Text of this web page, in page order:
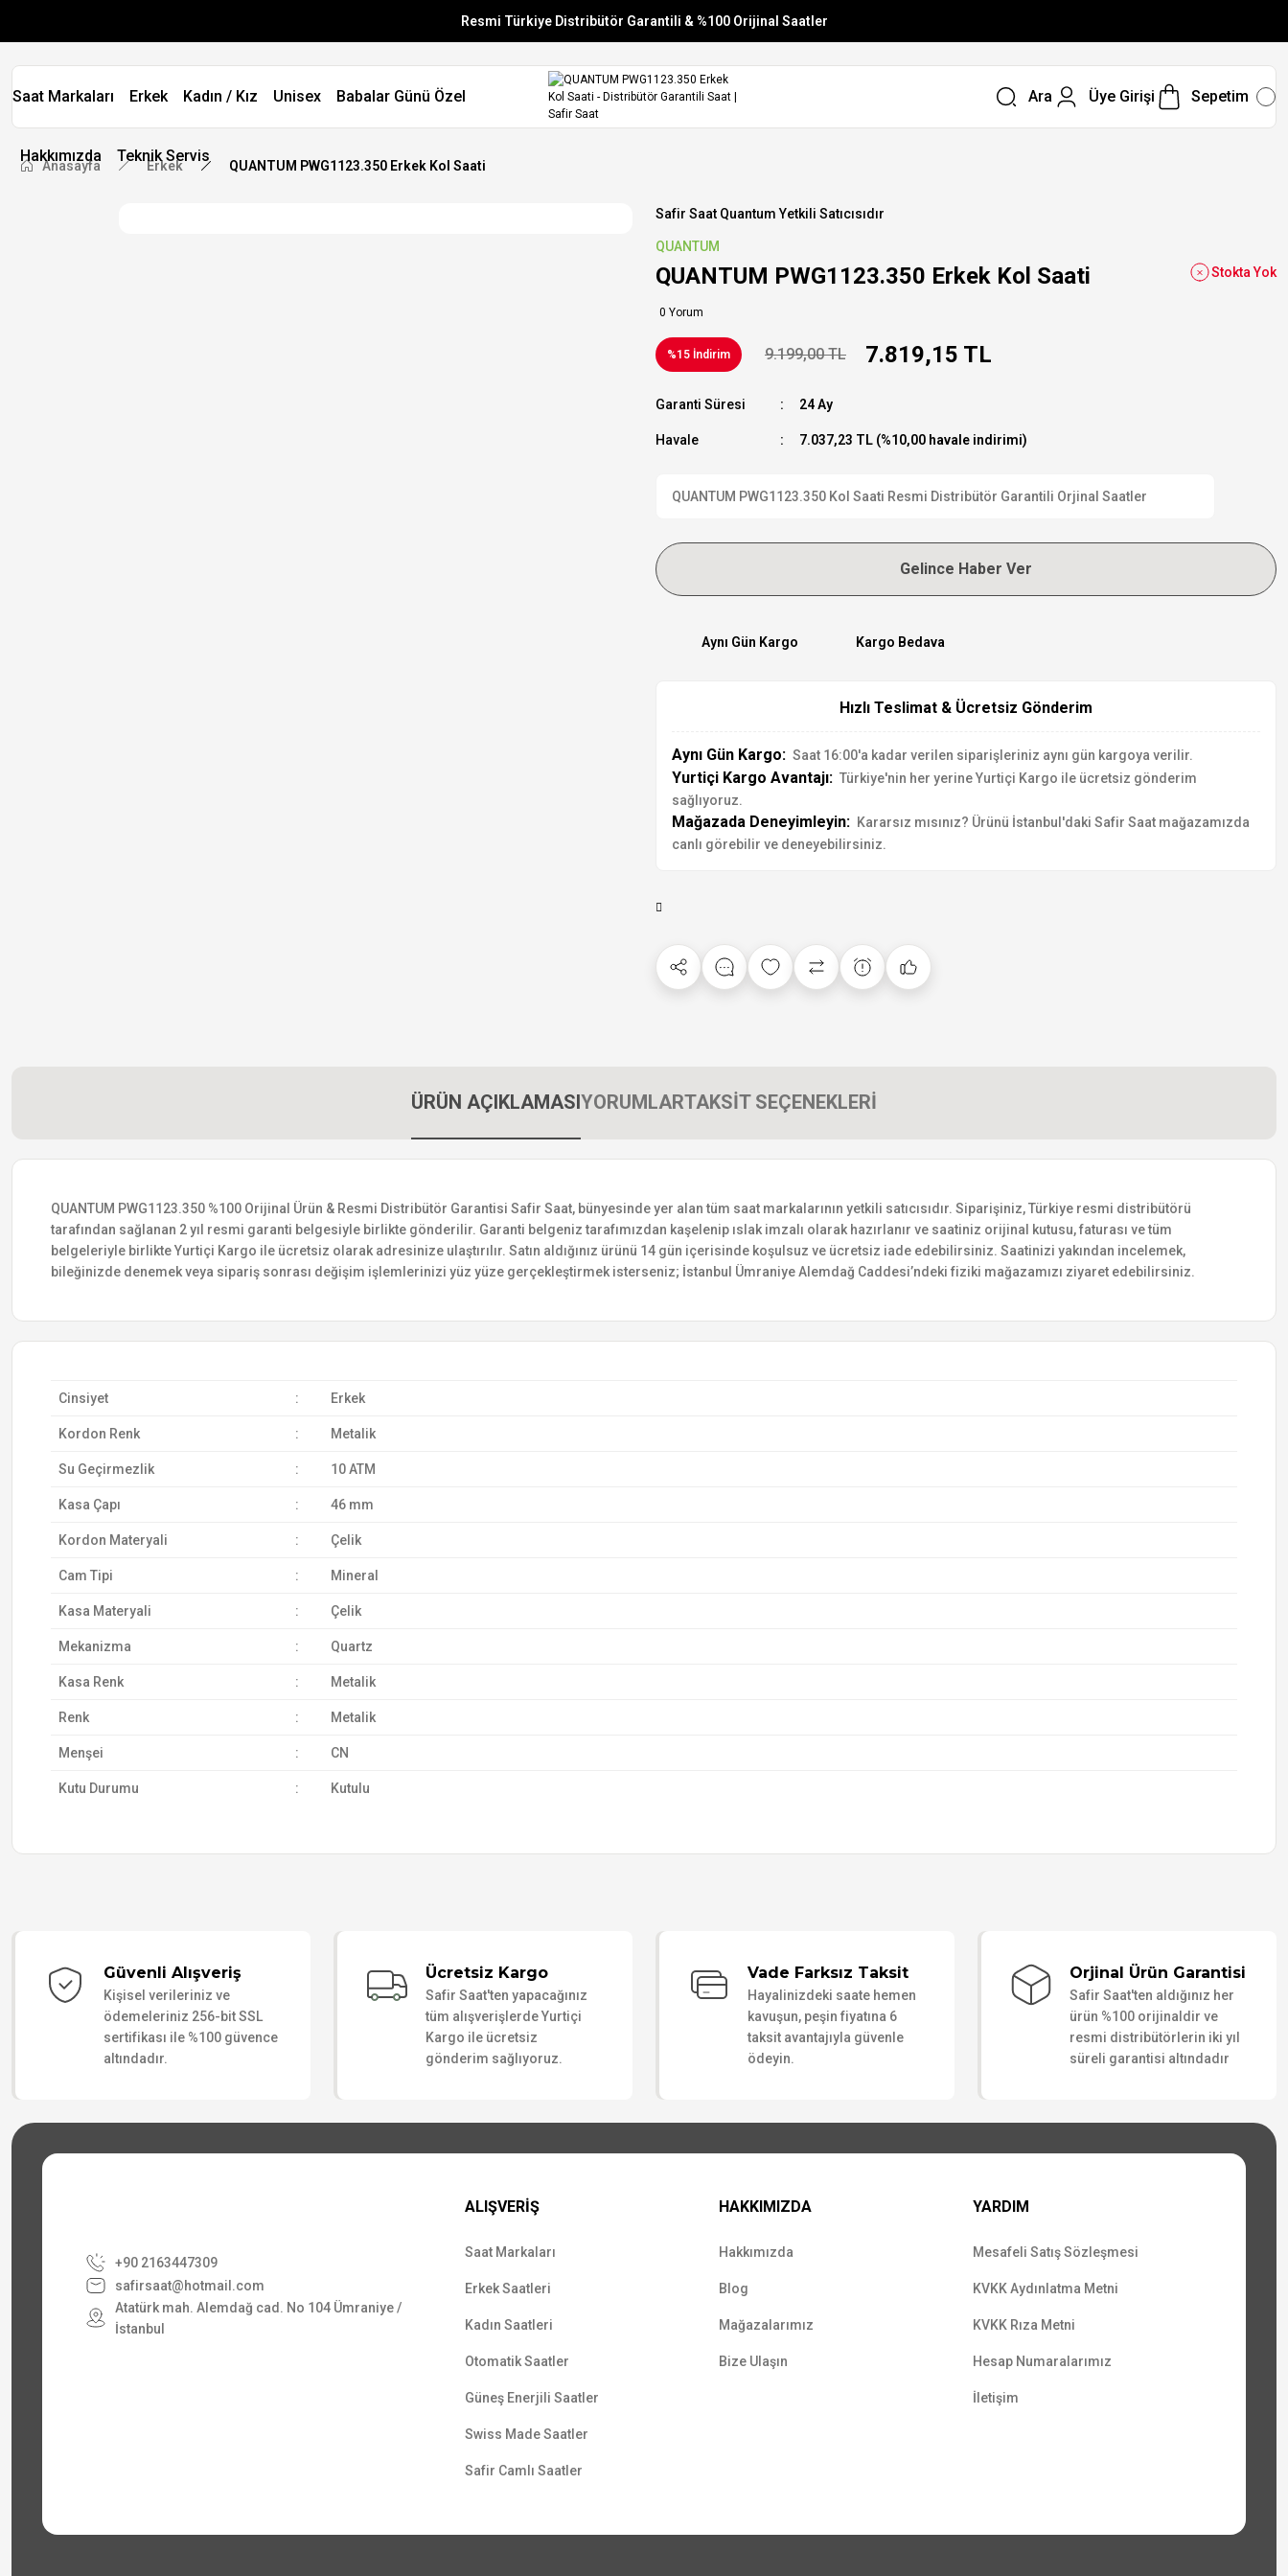
Resmi Türkiye Distribütör Garantili & %100 Orijinal Saatler
Vade Farksız 6 Taksit
Aynı Gün Stoktan Gönderim
Saat Markaları Erkek Kadın / Kız Unisex Babalar Günü Özel
Hakkımızda Teknik Servis
Ara Üye Girişi Sepetim
Anasayfa Erkek QUANTUM PWG1123.350 Erkek Kol Saati
Safir Saat Quantum Yetkili Satıcısıdır
QUANTUM
QUANTUM PWG1123.350 Erkek Kol Saati
0 Yorum
Stokta Yok
%15 İndirim 9.199,00 TL 7.819,15 TL
Garanti Süresi 24 Ay
Havale 7.037,23 TL (%10,00 havale indirimi)
QUANTUM PWG1123.350 Kol Saati Resmi Distribütör Garantili Orjinal Saatler
Gelince Haber Ver
Aynı Gün Kargo Kargo Bedava
Hızlı Teslimat & Ücretsiz Gönderim
Aynı Gün Kargo: Saat 16:00'a kadar verilen siparişleriniz aynı gün kargoya verilir.
Yurtiçi Kargo Avantajı: Türkiye'nin her yerine Yurtiçi Kargo ile ücretsiz gönderim
sağlıyoruz.
Mağazada Deneyimleyin: Kararsız mısınız? Ürünü İstanbul'daki Safir Saat mağazamızda
canlı görebilir ve deneyebilirsiniz.
ÜRÜN AÇIKLAMASIYORUMLARTAKSİT SEÇENEKLERİ
QUANTUM PWG1123.350 %100 Orijinal Ürün & Resmi Distribütör Garantisi Safir Saat, bünyesinde yer alan tüm saat markalarının yetkili satıcısıdır. Siparişiniz, Türkiye resmi distribütörü
tarafından sağlanan 2 yıl resmi garanti belgesiyle birlikte gönderilir. Garanti belgeniz tarafımızdan kaşelenip ıslak imzalı olarak hazırlanır ve saatiniz orijinal kutusu, faturası ve tüm
belgeleriyle birlikte Yurtiçi Kargo ile ücretsiz olarak adresinize ulaştırılır. Satın aldığınız ürünü 14 gün içerisinde koşulsuz ve ücretsiz iade edebilirsiniz. Saatinizi yakından incelemek,
bileğinizde denemek veya sipariş sonrası değişim işlemlerinizi yüz yüze gerçekleştirmek isterseniz; İstanbul Ümraniye Alemdağ Caddesi’ndeki fiziki mağazamızı ziyaret edebilirsiniz.
Cinsiyet : Erkek
Kordon Renk : Metalik
Su Geçirmezlik : 10 ATM
Kasa Çapı : 46 mm
Kordon Materyali : Çelik
Cam Tipi : Mineral
Kasa Materyali : Çelik
Mekanizma : Quartz
Kasa Renk : Metalik
Renk : Metalik
Menşei : CN
Kutu Durumu : Kutulu
Güvenli Alışveriş
Kişisel verileriniz ve
ödemeleriniz 256-bit SSL
sertifikası ile %100 güvence
altındadır.
Ücretsiz Kargo
Safir Saat'ten yapacağınız
tüm alışverişlerde Yurtiçi
Kargo ile ücretsiz
gönderim sağlıyoruz.
Vade Farksız Taksit
Hayalinizdeki saate hemen
kavuşun, peşin fiyatına 6
taksit avantajıyla güvenle
ödeyin.
Orjinal Ürün Garantisi
Safir Saat'ten aldığınız her
ürün %100 orijinaldir ve
resmi distribütörlerin iki yıl
süreli garantisi altındadır
+90 2163447309
safirsaat@hotmail.com
Atatürk mah. Alemdağ cad. No 104 Ümraniye /
İstanbul
ALIŞVERİŞ
Saat Markaları
Erkek Saatleri
Kadın Saatleri
Otomatik Saatler
Güneş Enerjili Saatler
Swiss Made Saatler
Safir Camlı Saatler
HAKKIMIZDA
Hakkımızda
Blog
Mağazalarımız
Bize Ulaşın
YARDIM
Mesafeli Satış Sözleşmesi
KVKK Aydınlatma Metni
KVKK Rıza Metni
Hesap Numaralarımız
İletişim